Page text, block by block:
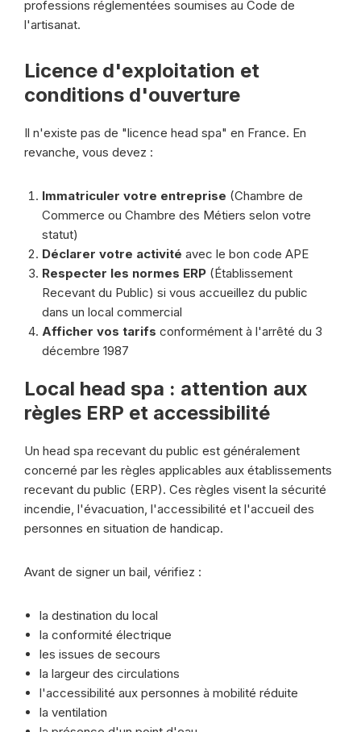
professions réglementées soumises au Code de
l'artisanat.
Licence d'exploitation et
conditions d'ouverture
Il n'existe pas de "licence head spa" en France. En
revanche, vous devez :
Immatriculer votre entreprise (Chambre de
Commerce ou Chambre des Métiers selon votre
statut)
Déclarer votre activité avec le bon code APE
Respecter les normes ERP (Établissement
Recevant du Public) si vous accueillez du public
dans un local commercial
Afficher vos tarifs conformément à l'arrêté du 3
décembre 1987
Local head spa : attention aux
règles ERP et accessibilité
Un head spa recevant du public est généralement
concerné par les règles applicables aux établissements
recevant du public (ERP). Ces règles visent la sécurité
incendie, l'évacuation, l'accessibilité et l'accueil des
personnes en situation de handicap.
Avant de signer un bail, vérifiez :
la destination du local
la conformité électrique
les issues de secours
la largeur des circulations
l'accessibilité aux personnes à mobilité réduite
la ventilation